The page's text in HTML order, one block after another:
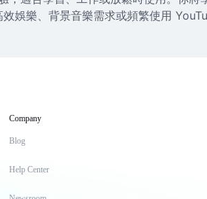
娛樂、背景音樂需求或頻繁使用
Company
Blog
Help Center